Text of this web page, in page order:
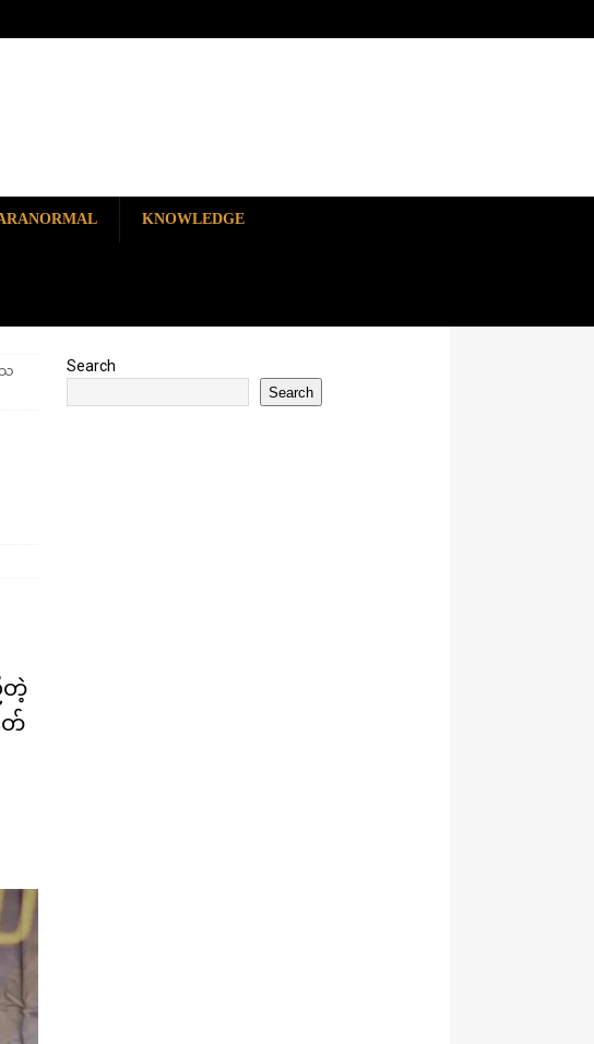
KNOWLEDGE
သ
တဲ့
တ်
Search
Search